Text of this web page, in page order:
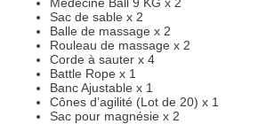
Sac de sable x 2
Balle de massage x 2
Rouleau de massage x 2
Corde à sauter x 4
Battle Rope x 1
Banc Ajustable x 1
Cônes d’agilité (Lot de 20) x 1
Sac pour magnésie x 2